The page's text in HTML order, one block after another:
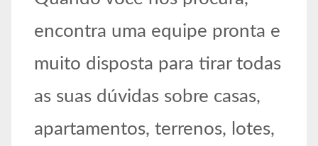
encontra uma equipe pronta e
muito disposta para tirar todas
as suas dúvidas sobre casas,
apartamentos, terrenos, lotes,